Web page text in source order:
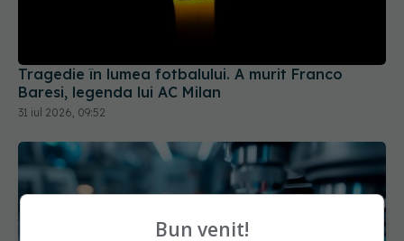
Tragedie în lumea fotbalului. A murit Franco
Baresi, legenda lui AC Milan
31 iul 2026, 09:52
Bun venit!